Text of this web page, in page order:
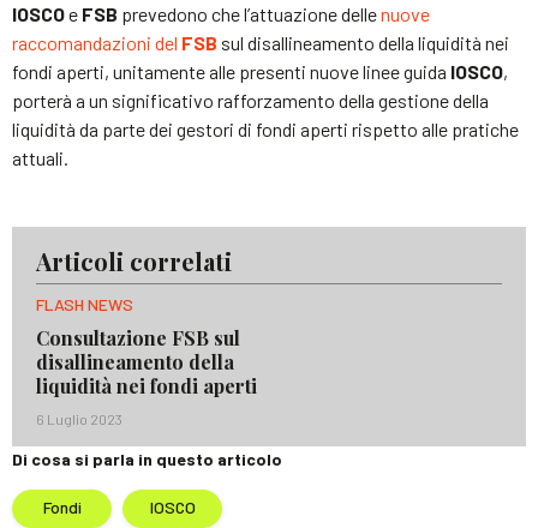
IOSCOe FSB prevedono che l’attuazione dellenuove
raccomandazioni del FSB sul disallineamento della liquidità nei
fondi aperti, unitamente alle presenti nuove linee guida IOSCO,
porterà a un significativo rafforzamento della gestione della
liquidità da parte dei gestori di fondi aperti rispetto alle pratiche
attuali.
Articoli correlati
FLASH NEWS
Consultazione FSB sul
disallineamento della
liquidità nei fondi aperti
6 Luglio 2023
Di cosa si parla in questo articolo
Fondi IOSCO